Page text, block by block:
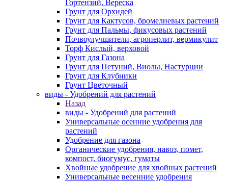
Гортензий, Вереска
Грунт для Орхидей
Грунт для Кактусов, бромелиевых растений
Грунт для Пальмы, фикусовых растений
Почвоулучшители, агроперлит, вермикулит
Торф Кислый, верховой
Грунт для Газона
Грунт для Петуний, Виолы, Настурции
Грунт для Клубники
Грунт Цветочный
виды - Удобрений для растений
Назад
виды - Удобрений для растений
Универсальные осенние удобрения для
растений
Удобрение для газона
Органические удобрения, навоз, помет,
компост, биогумус, гуматы
Хвойные удобрение для хвойных растений
Универсальные весенние удобрения